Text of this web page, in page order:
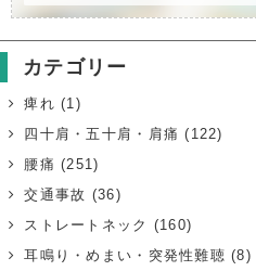
カテゴリー
痺れ (1)
四十肩・五十肩・肩痛 (122)
腰痛 (251)
交通事故 (36)
ストレートネック (160)
耳鳴り・めまい・突発性難聴 (8)